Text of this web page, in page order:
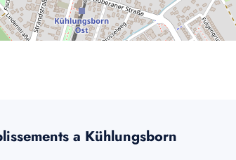
a Kühlungsborn